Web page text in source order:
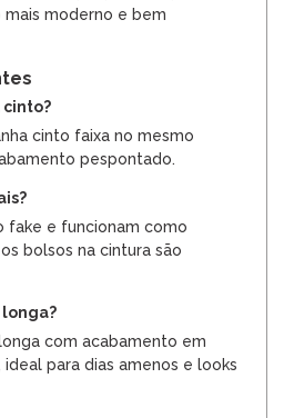
moderno e bem
cinto?
cinto faixa no mesmo
pespontado.
fake e funcionam como
bolsos na cintura são
com acabamento em
para dias amenos e looks